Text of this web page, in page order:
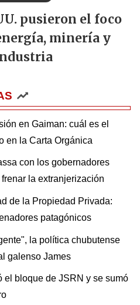
pusieron el foco
minería y
en Gaiman: cuál es el
en la Carta Orgánica
con los gobernadores
la extranjerización
de la Propiedad Privada:
patagónicos
la política chubutense
galenso James
el bloque de JSRN y se sumó